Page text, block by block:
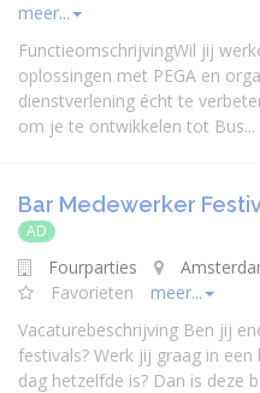
meer...
FunctieomschrijvingWil jij
oplossingen met PEGA en
dienstverlening écht te
om je te ontwikkelen tot Bus...
Bar Medewerker
AD
Fourparties
Favorieten
meer...
Vacaturebeschrijving Ben jij
festivals? Werk jij graag in
dag hetzelfde is? Dan is deze